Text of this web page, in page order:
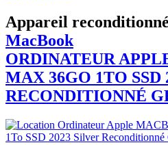
Appareil reconditionné
MacBook
ORDINATEUR
MAX 36GO 1TO SSD
RECONDITIONNÉ